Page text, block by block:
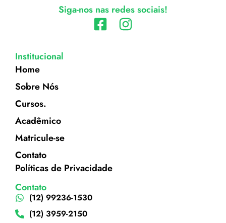
Siga-nos nas redes sociais!
Institucional
Home
Sobre Nós
Cursos.
Acadêmico
Matricule-se
Contato
Políticas de Privacidade
Contato
(12) 99236-1530
(12) 3959-2150